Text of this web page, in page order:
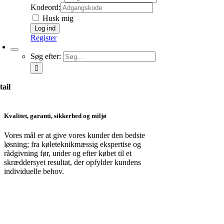
Kodeord:
Husk mig
Register
Søg efter:
Kvalitet, garanti, sikkerhed og miljø
Vores mål er at give vores kunder den bedste
løsning; fra køleteknikmæssig ekspertise og
rådgivning før, under og efter købet til et
skræddersyet resultat, der opfylder kundens
individuelle behov.